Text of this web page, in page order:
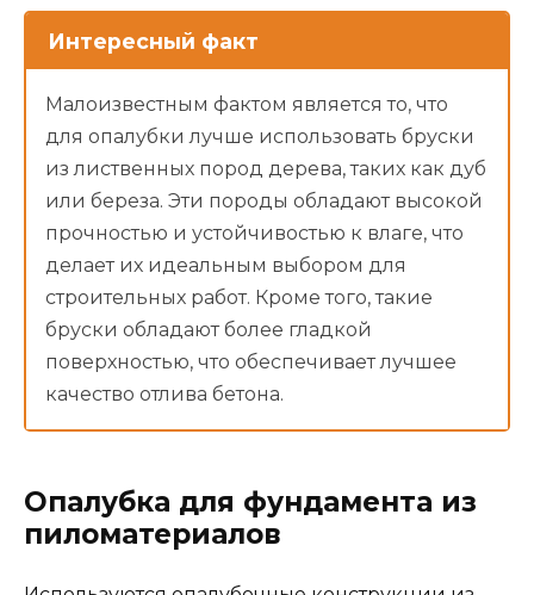
Интересный факт
Малоизвестным фактом является то, что
для опалубки лучше использовать бруски
из лиственных пород дерева, таких как дуб
или береза. Эти породы обладают высокой
прочностью и устойчивостью к влаге, что
делает их идеальным выбором для
строительных работ. Кроме того, такие
бруски обладают более гладкой
поверхностью, что обеспечивает лучшее
качество отлива бетона.
Опалубка для фундамента из
пиломатериалов